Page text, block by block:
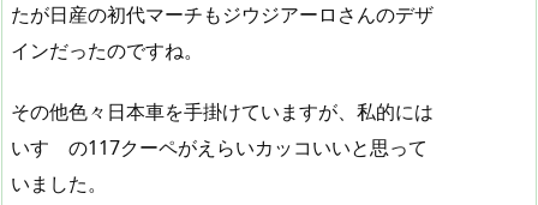
たが日産の初代マーチもジウジアーロさんのデザ
インだったのですね。
その他色々日本車を手掛けていますが、私的には
いすゞの117クーペがえらいカッコいいと思って
いました。